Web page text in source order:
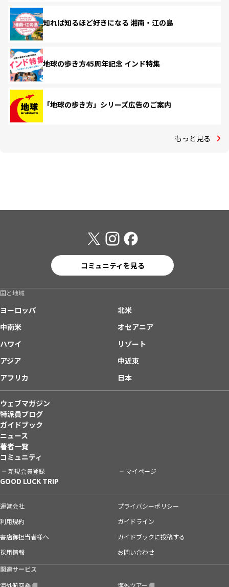
知れば知るほど好きになる 湘南・江の島
地球の歩き方45周年記念 インド特集
「地球の歩き方」シリーズ広告のご案内
もっと見る
コミュニティを見る
国と地域
ヨーロッパ
北米
中南米
オセアニア
ハワイ
リゾート
アジア
中近東
アフリカ
日本
ウェブマガジン
特派員ブログ
ガイドブック
ニュース
著者一覧
コミュニティ
新規会員登録 マイページ
GOOD LUCK TRIP
運営会社
プライバシーポリシー
利用規約
ガイドライン
書店御担当者様へ
ガイドブックに投稿する
採用情報
お問い合わせ
関連サービス
海外航空券
海外ツアー